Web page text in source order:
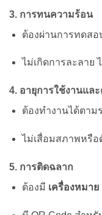
3. การทนความร้อน
ต้องผ่านการทดส
ไม่เกิดการละลาย
4. อายุการใช้งานแล
ต้องทำงานได้ตาม
ไม่เสื่อมสภาพหรื
5. การติดฉลาก
ต้องมี เครื่องหมาย